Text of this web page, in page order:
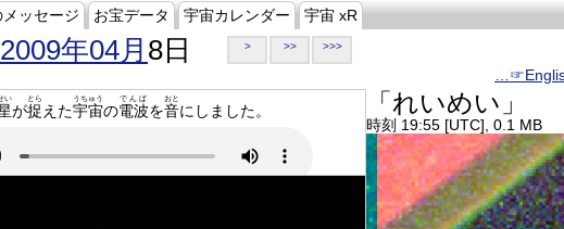
ッセージ お宝データ 宇宙カレンダー 宇宙 xR
2009年04月 8日 > >> >>>
い
が捉
とら
えた宇宙
うちゅう
の電波
でんぱ
を音
おと
にしました。 「れいめい」
時刻 19:55 [UTC], 0.1 MB